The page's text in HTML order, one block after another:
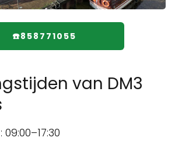
☎️858771055
van DM3